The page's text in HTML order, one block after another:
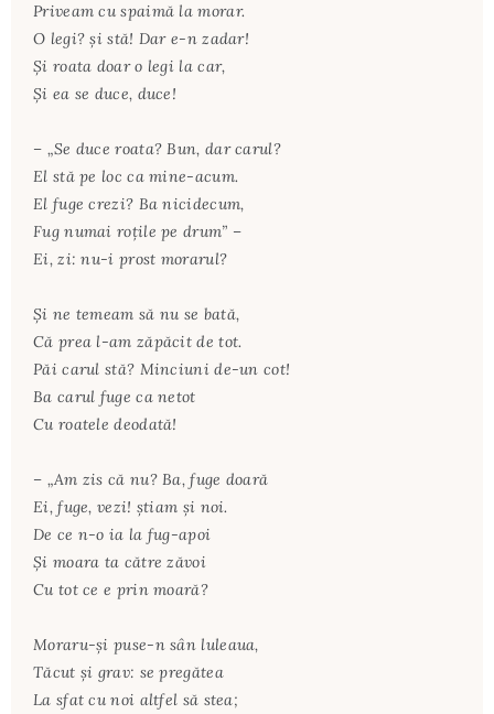
Priveam cu spaimă la morar.
O legi? şi stă! Dar e-n zadar!
Şi roata doar o legi la car,
Şi ea se duce, duce!
– „Se duce roata? Bun, dar carul?
El stă pe loc ca mine-acum.
El fuge crezi? Ba nicidecum,
Fug numai roţile pe drum” –
Ei, zi: nu-i prost morarul?
Şi ne temeam să nu se bată,
Că prea l-am zăpăcit de tot.
Păi carul stă? Minciuni de-un cot!
Ba carul fuge ca netot
Cu roatele deodată!
– „Am zis că nu? Ba, fuge doară
Ei, fuge, vezi! ştiam şi noi.
De ce n-o ia la fug-apoi
Şi moara ta către zăvoi
Cu tot ce e prin moară?
Moraru-şi puse-n sân luleaua,
Tăcut şi grav: se pregătea
La sfat cu noi altfel să stea;